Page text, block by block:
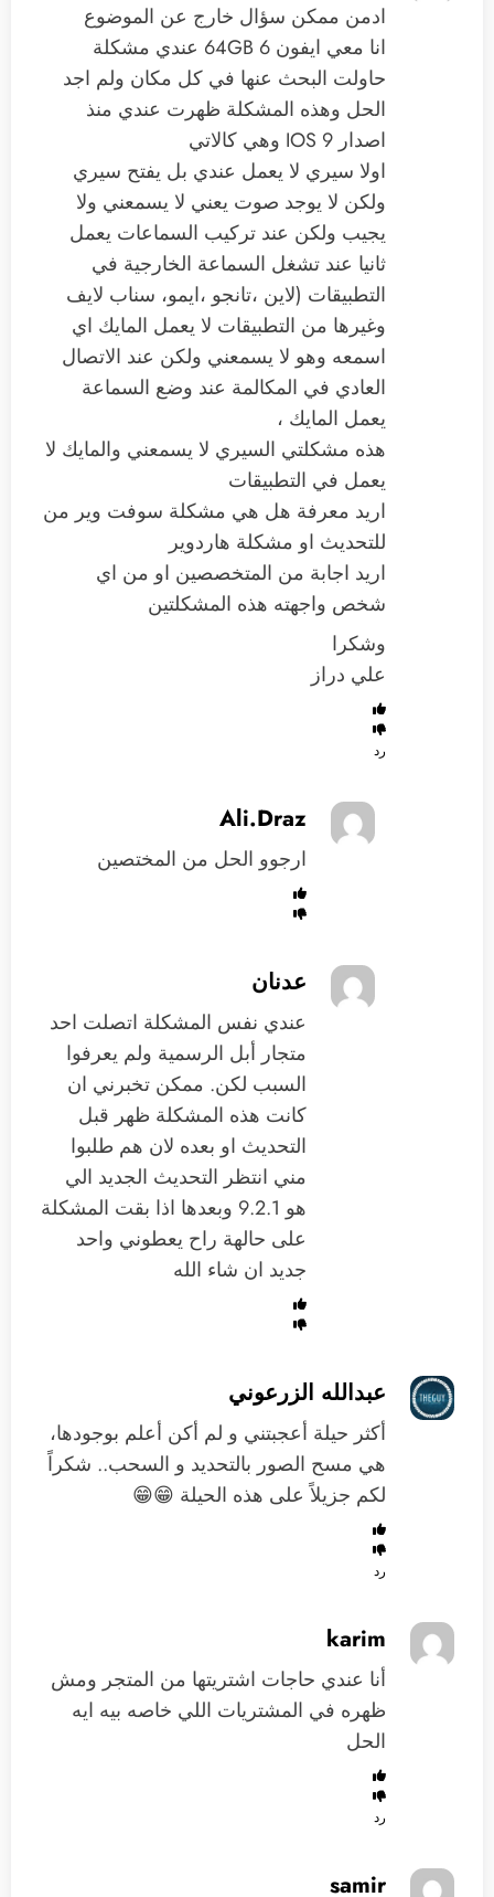
ادمن ممكن سؤال خارج عن الموضوع
انا معي ايفون 6 64GB عندي مشكلة
حاولت البحث عنها في كل مكان ولم اجد
الحل وهذه المشكلة ظهرت عندي منذ
اصدار IOS 9 وهي كالاتي
اولا سيري لا يعمل عندي بل يفتح سيري
ولكن لا يوجد صوت يعني لا يسمعني ولا
يجيب ولكن عند تركيب السماعات يعمل
ثانيا عند تشغل السماعة الخارجية في
التطبيقات (لاين ،تانجو ،ايمو، سناب لايف
وغيرها من التطبيقات لا يعمل المايك اي
اسمعه وهو لا يسمعني ولكن عند الاتصال
العادي في المكالمة عند وضع السماعة
يعمل المايك ،
هذه مشكلتي السيري لا يسمعني والمايك لا
يعمل في التطبيقات
اريد معرفة هل هي مشكلة سوفت وير من
للتحديث او مشكلة هاردوير
اريد اجابة من المتخصصين او من اي
شخص واجهته هذه المشكلتين
وشكرا
علي دراز
رد
Ali.Draz
ارجوو الحل من المختصين
عدنان
عندي نفس المشكلة اتصلت احد
متجار أبل الرسمية ولم يعرفوا
السبب لكن. ممكن تخبرني ان
كانت هذه المشكلة ظهر قبل
التحديث او بعده لان هم طلبوا
مني انتظر التحديث الجديد الي
هو 9.2.1 وبعدها اذا بقت المشكلة
على حالهة راح يعطوني واحد
جديد ان شاء الله
عبدالله الزرعوني
أكثر حيلة أعجبتني و لم أكن أعلم بوجودها،
هي مسح الصور بالتحديد و السحب.. شكراً
لكم جزيلاً على هذه الحيلة 😁😁
رد
karim
أنا عندي حاجات اشتريتها من المتجر ومش
ظهره في المشتريات اللي خاصه بيه ايه
الحل
رد
samir